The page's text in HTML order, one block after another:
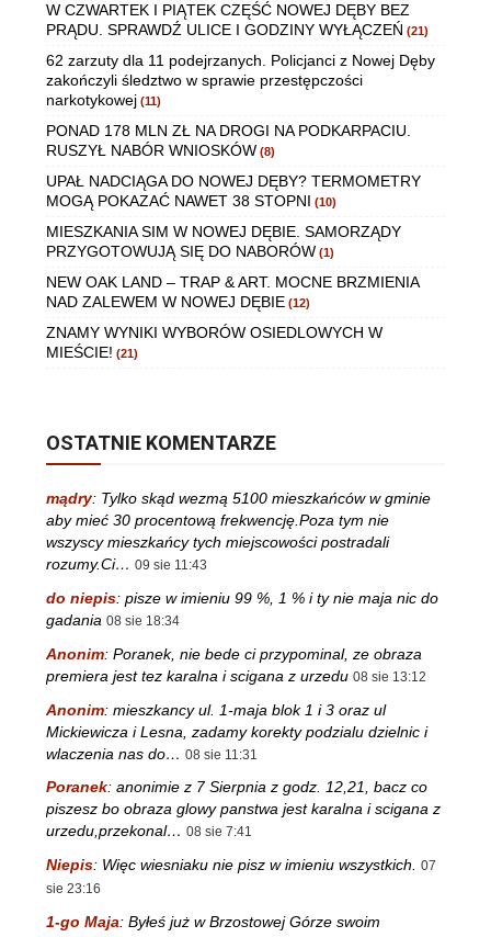
W CZWARTEK I PIĄTEK CZĘŚĆ NOWEJ DĘBY BEZ
PRĄDU. SPRAWDŹ ULICE I GODZINY WYŁĄCZEŃ (21)
62 zarzuty dla 11 podejrzanych. Policjanci z Nowej Dęby
zakończyli śledztwo w sprawie przestępczości
narkotykowej (11)
PONAD 178 MLN ZŁ NA DROGI NA PODKARPACIU.
RUSZYŁ NABÓR WNIOSKÓW (8)
UPAŁ NADCIĄGA DO NOWEJ DĘBY? TERMOMETRY
MOGĄ POKAZAĆ NAWET 38 STOPNI (10)
MIESZKANIA SIM W NOWEJ DĘBIE. SAMORZĄDY
PRZYGOTOWUJĄ SIĘ DO NABORÓW (1)
NEW OAK LAND – TRAP & ART. MOCNE BRZMIENIA
NAD ZALEWEM W NOWEJ DĘBIE (12)
ZNAMY WYNIKI WYBORÓW OSIEDLOWYCH W
MIEŚCIE! (21)
OSTATNIE KOMENTARZE
mądry: Tylko skąd wezmą 5100 mieszkańców w gminie
aby mieć 30 procentową frekwencję.Poza tym nie
wszyscy mieszkańcy tych miejscowości postradali
rozumy.Ci… 09 sie 11:43
do niepis: pisze w imieniu 99 %, 1 % i ty nie maja nic do
gadania 08 sie 18:34
Anonim: Poranek, nie bede ci przypominal, ze obraza
premiera jest tez karalna i scigana z urzedu 08 sie 13:12
Anonim: mieszkancy ul. 1-maja blok 1 i 3 oraz ul
Mickiewicza i Lesna, zadamy korekty podzialu dzielnic i
wlaczenia nas do… 08 sie 11:31
Poranek: anonimie z 7 Sierpnia z godz. 12,21, bacz co
piszesz bo obraza glowy panstwa jest karalna i scigana z
urzedu,przekonal… 08 sie 7:41
Niepis: Więc wiesniaku nie pisz w imieniu wszystkich.
07
sie 23:16
1-go Maja: Byłeś już w Brzostowej Górze swoim